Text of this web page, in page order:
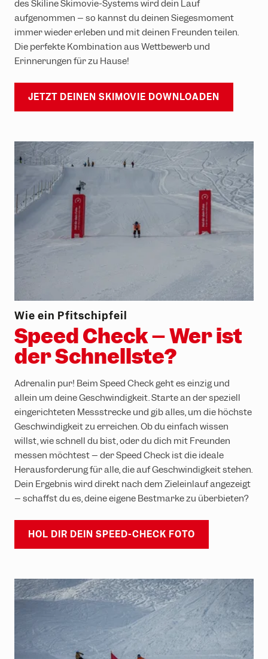
des Skiline Skimovie-Systems wird dein Lauf
aufgenommen – so kannst du deinen Siegesmoment
immer wieder erleben und mit deinen Freunden teilen.
Die perfekte Kombination aus Wettbewerb und
Erinnerungen für zu Hause!
JETZT DEINEN SKIMOVIE DOWNLOADEN
Wie ein Pfitschipfeil
Speed Check – Wer ist
der Schnellste?
Adrenalin pur! Beim Speed Check geht es einzig und
allein um deine Geschwindigkeit. Starte an der speziell
eingerichteten Messstrecke und gib alles, um die höchste
Geschwindigkeit zu erreichen. Ob du einfach wissen
willst, wie schnell du bist, oder du dich mit Freunden
messen möchtest – der Speed Check ist die ideale
Herausforderung für alle, die auf Geschwindigkeit stehen.
Dein Ergebnis wird direkt nach dem Zieleinlauf angezeigt
– schaffst du es, deine eigene Bestmarke zu überbieten?
HOL DIR DEIN SPEED-CHECK FOTO